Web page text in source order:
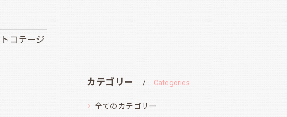
コテージ
カテゴリー Categories
全てのカテゴリー